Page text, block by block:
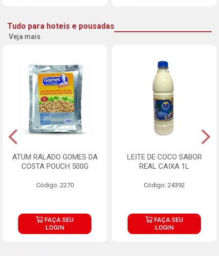
Tudo para hoteis e pousadas
Veja mais
ATUM RALADO GOMES DA
COSTA POUCH 500G
Código: 2270
FAÇA SEU
LOGIN
LEITE DE COCO SABOR
REAL CAIXA 1L
Código: 24392
FAÇA SEU
LOGIN